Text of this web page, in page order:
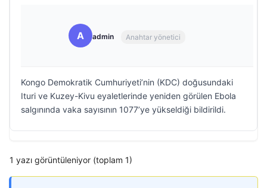
A admin Anahtar yönetici
Kongo Demokratik Cumhuriyeti’nin (KDC) doğusundaki
Ituri ve Kuzey-Kivu eyaletlerinde yeniden görülen Ebola
salgınında vaka sayısının 1077’ye yükseldiği bildirildi.
1 yazı görüntüleniyor (toplam 1)